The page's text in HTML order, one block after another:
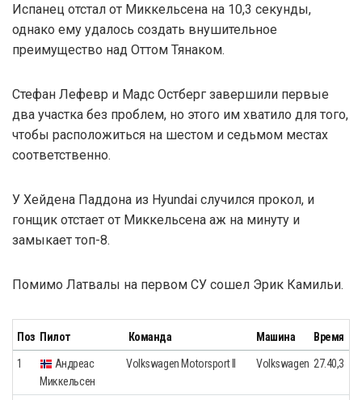
Испанец отстал от Миккельсена на 10,3 секунды,
однако ему удалось создать внушительное
преимущество над Оттом Тянаком.
Стефан Лефевр и Мадс Остберг завершили первые
два участка без проблем, но этого им хватило для того,
чтобы расположиться на шестом и седьмом местах
соответственно.
У Хейдена Паддона из Hyundai случился прокол, и
гонщик отстает от Миккельсена аж на минуту и
замыкает топ-8.
Помимо Латвалы на первом СУ сошел Эрик Камильи.
Поз Пилот Команда Машина Время
1
Андреас
Миккельсен
Volkswagen Motorsport II Volkswagen 27.40,3